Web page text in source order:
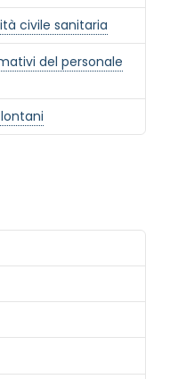
civile sanitaria
del personale